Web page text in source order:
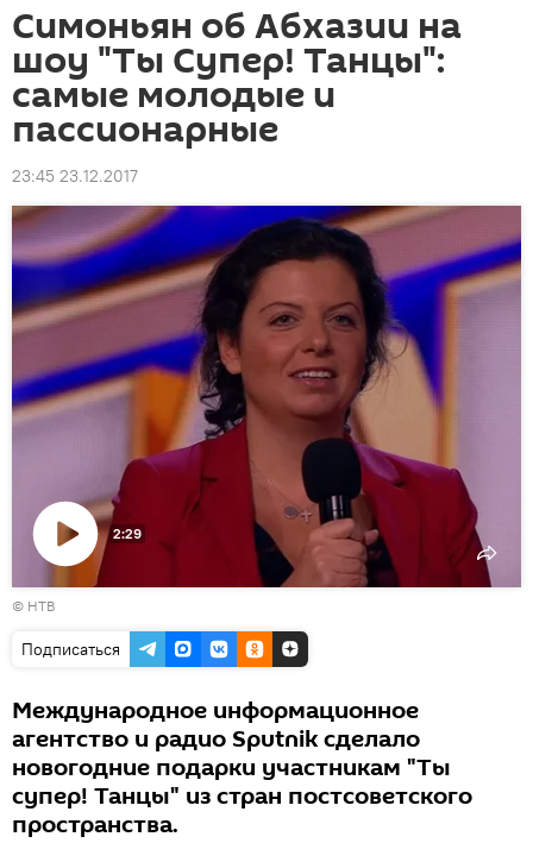
Симоньян об Абхазии на
шоу "Ты Супер! Танцы":
самые молодые и
пассионарные
23:45 23.12.2017
Воспроизвести
2:29
© НТВ
Подписаться
Международное информационное
агентство и радио Sputnik сделало
новогодние подарки участникам "Ты
супер! Танцы" из стран постсоветского
пространства.